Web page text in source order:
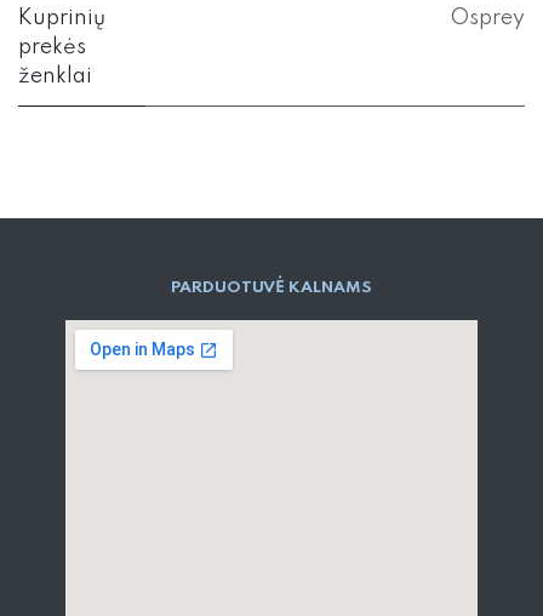
Kuprinių
prekės
ženklai
Osprey
PARD​UOTUVĖ​ KALNAMS